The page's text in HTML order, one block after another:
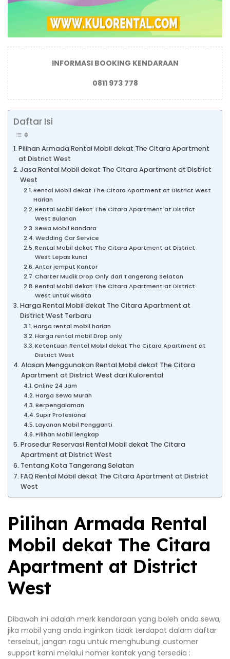
INFORMASI BOOKING KENDARAAN
0811 973 778
Daftar Isi
Pilihan Armada Rental Mobil dekat The Citara Apartment
at District West
Jasa Rental Mobil dekat The Citara Apartment at District
West
Rental Mobil dekat The Citara Apartment at District West
Harian
Rental Mobil dekat The Citara Apartment at District
West Bulanan
Sewa Mobil Bandara
Wedding Car Service
Rental Mobil dekat The Citara Apartment at District
West Lepas kunci
Antar jemput Kantor
Charter Mudik Drop Only dari Tangerang Selatan
Rental Mobil dekat The Citara Apartment at District
West untuk wisata
Harga Rental Mobil dekat The Citara Apartment at
District West Terbaru
Harga rental mobil harian
Harga rental mobil Drop only
Ketentuan Rental Mobil dekat The Citara Apartment at
District West
Alasan Menggunakan Rental Mobil dekat The Citara
Apartment at District West dari Kulorental
Online 24 Jam
Harga Sewa Murah
Berpengalaman
Supir Profesional
Layanan Mobil Pengganti
Pilihan Mobil lengkap
Prosedur Reservasi Rental Mobil dekat The Citara
Apartment at District West
Tentang Kota Tangerang Selatan
FAQ Rental Mobil dekat The Citara Apartment at District
West
Pilihan Armada Rental
Mobil dekat The Citara
Apartment at District
West
Dibawah ini adalah merk kendaraan yang boleh anda sewa,
jika mobil yang anda inginkan tidak terdapat dalam daftar
tersebut, jangan ragu untuk menghubungi customer
support kami melalui nomer kontak yang tersedia :